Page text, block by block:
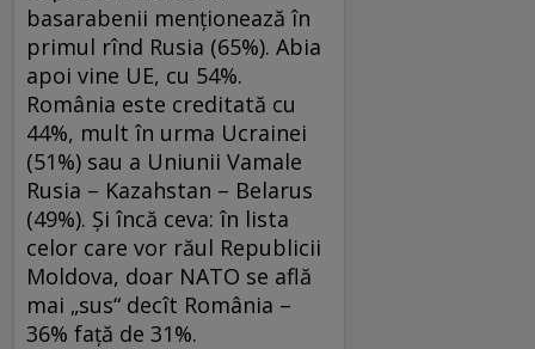
basarabenii menţionează în
primul rînd Rusia (65%). Abia
apoi vine UE, cu 54%.
România este creditată cu
44%, mult în urma Ucrainei
(51%) sau a Uniunii Vamale
Rusia – Kazahstan – Belarus
(49%). Şi încă ceva: în lista
celor care vor răul Republicii
Moldova, doar NATO se află
mai „sus“ decît România –
36% faţă de 31%.